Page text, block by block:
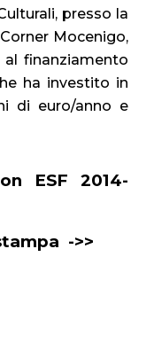
presso la
Mocenigo,
al finanziamento
ha investito in
di euro/anno e
ESF 2014-
->>